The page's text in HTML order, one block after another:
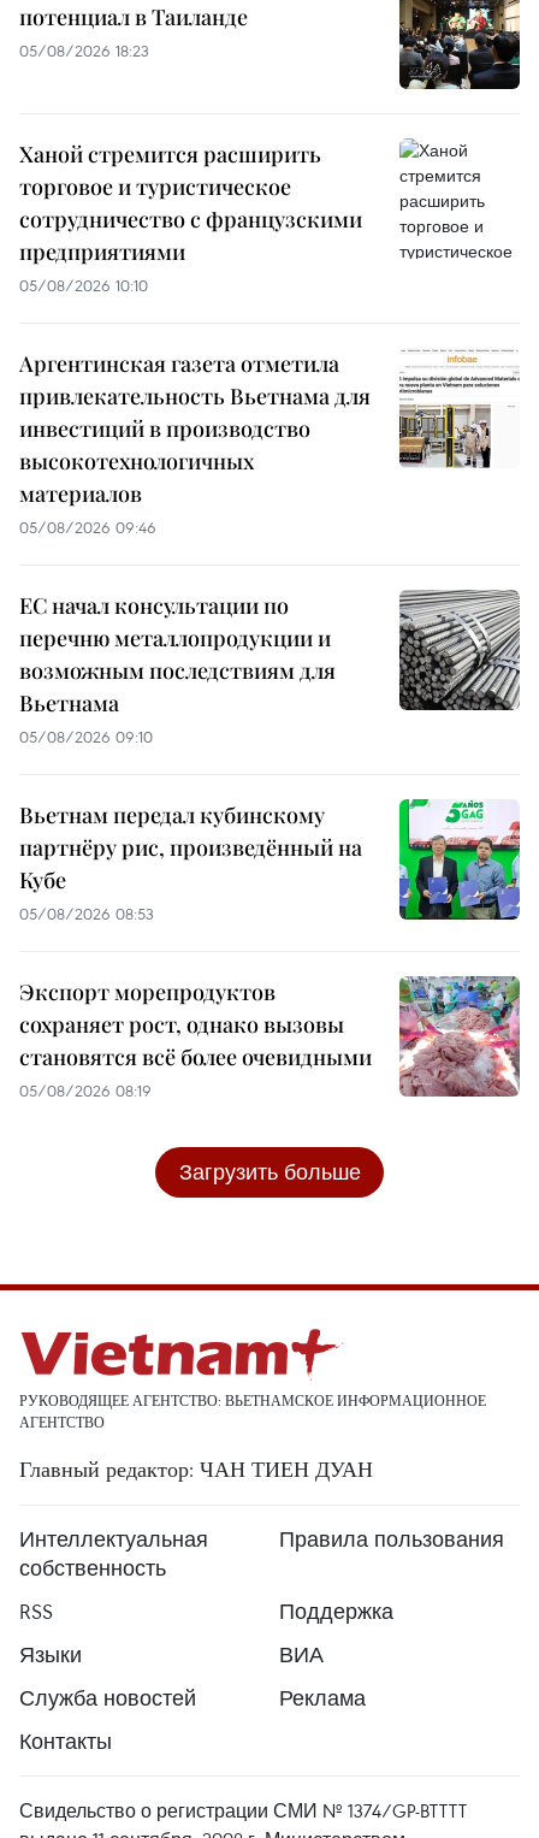
потенциал в Таиланде
05/08/2026 18:23
Ханой стремится расширить
торговое и туристическое
сотрудничество с французскими
предприятиями
05/08/2026 10:10
Аргентинская газета отметила
привлекательность Вьетнама для
инвестиций в производство
высокотехнологичных
материалов
05/08/2026 09:46
ЕС начал консультации по
перечню металлопродукции и
возможным последствиям для
Вьетнама
05/08/2026 09:10
Вьетнам передал кубинскому
партнёру рис, произведённый на
Кубе
05/08/2026 08:53
Экспорт морепродуктов
сохраняет рост, однако вызовы
становятся всё более очевидными
05/08/2026 08:19
Загрузить больше
РУКОВОДЯЩЕЕ АГЕНТСТВО: ВЬЕТНАМСКОЕ ИНФОРМАЦИОННОЕ
АГЕНТСТВО
Главный редактор: ЧАН ТИЕН ДУАН
Интеллектуальная
собственность
Правила пользования
RSS
Поддержка
Языки
ВИА
Служба новостей
Реклама
Контакты
Свидельство о регистрации СМИ № 1374/GP-BTTTT